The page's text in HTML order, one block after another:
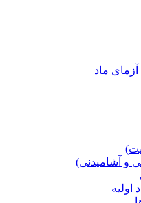
ماد
و آشامیدنی)
اولیه